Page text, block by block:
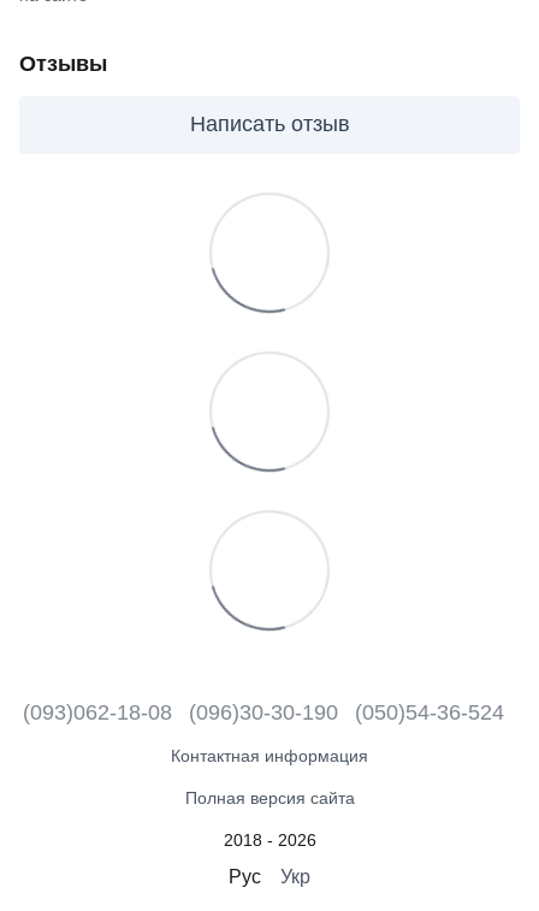
Отзывы
Написать отзыв
(093)062-18-08 (096)30-30-190 (050)54-36-524
Контактная информация
Полная версия сайта
2018 - 2026
Рус Укр